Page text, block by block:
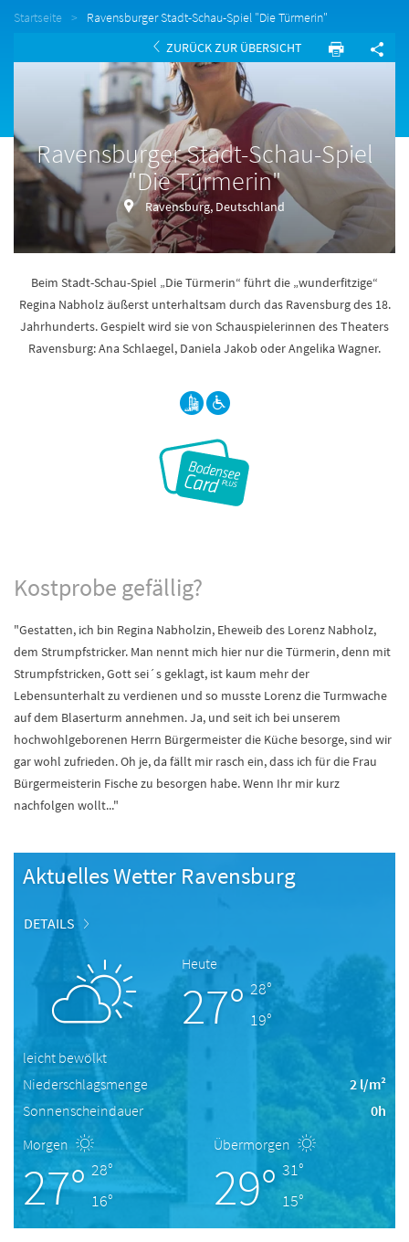
Startseite
Ravensburger Stadt-Schau-Spiel "Die Türmerin"
ZURÜCK ZUR ÜBERSICHT
Ravensburger Stadt-Schau-Spiel
"Die Türmerin"
Ravensburg, Deutschland
Beim Stadt-Schau-Spiel „Die Türmerin“ führt die „wunderfitzige“
Regina Nabholz äußerst unterhaltsam durch das Ravensburg des 18.
Jahrhunderts. Gespielt wird sie von Schauspielerinnen des Theaters
Ravensburg: Ana Schlaegel, Daniela Jakob oder Angelika Wagner.
Kostprobe gefällig?
"Gestatten, ich bin Regina Nabholzin, Eheweib des Lorenz Nabholz,
dem Strumpfstricker. Man nennt mich hier nur die Türmerin, denn mit
Strumpfstricken, Gott sei´s geklagt, ist kaum mehr der
Lebensunterhalt zu verdienen und so musste Lorenz die Turmwache
auf dem Blaserturm annehmen. Ja, und seit ich bei unserem
hochwohlgeborenen Herrn Bürgermeister die Küche besorge, sind wir
gar wohl zufrieden. Oh je, da fällt mir rasch ein, dass ich für die Frau
Bürgermeisterin Fische zu besorgen habe. Wenn Ihr mir kurz
nachfolgen wollt..."
Aktuelles Wetter Ravensburg
DETAILS
Heute
27° 28°
19°
leicht bewölkt
Niederschlagsmenge
2 l/m²
Sonnenscheindauer
0h
Morgen
27° 28°
16°
Übermorgen
29° 31°
15°